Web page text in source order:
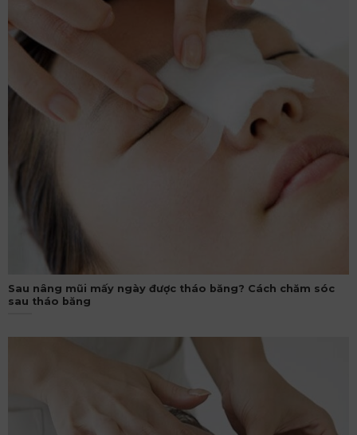
Sau nâng mũi mấy ngày được tháo băng? Cách chăm sóc
sau tháo băng